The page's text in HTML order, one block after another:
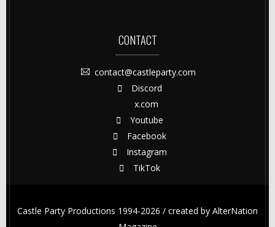
CONTACT
contact@castleparty.com
Discord
x.com
Youtube
Facebook
Instagram
TikTok
Castle Party Productions 1994-2026 / created by AlterNation